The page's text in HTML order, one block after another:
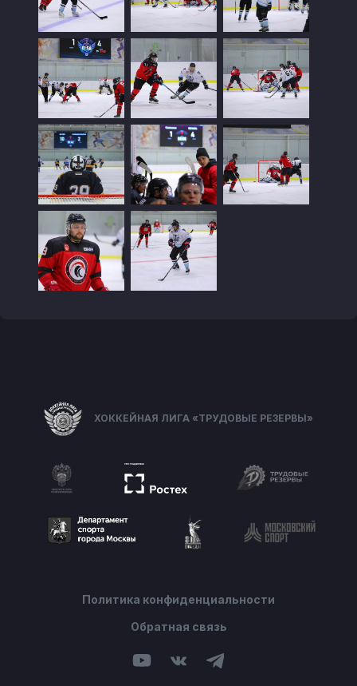
ХОККЕЙНАЯ ЛИГА «ТРУДОВЫЕ РЕЗЕРВЫ»
Политика конфиденциальности
Обратная связь